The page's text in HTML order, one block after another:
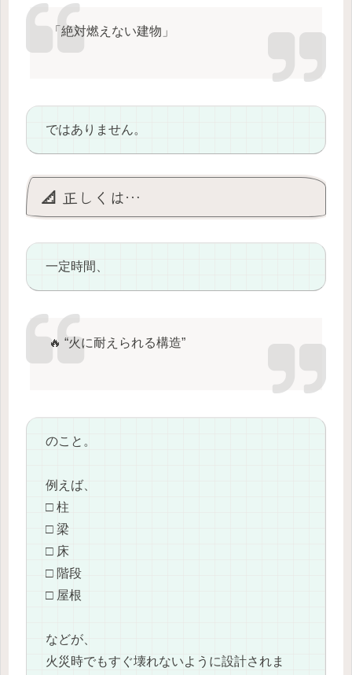
「絶対燃えない建物」
ではありません。
📐 正しくは…
一定時間、
🔥 “火に耐えられる構造”
のこと。
例えば、
□ 柱
□ 梁
□ 床
□ 階段
□ 屋根
などが、
火災時でもすぐ壊れないように設計されま